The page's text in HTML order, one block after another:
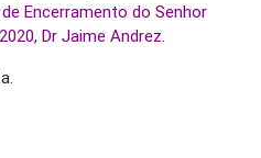
Encerramento do Senhor
Dr Jaime Andrez.